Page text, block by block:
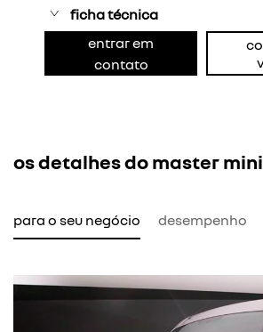
ficha técnica
entrar em
contato
os detalhes do master
para o seu negócio desempenho